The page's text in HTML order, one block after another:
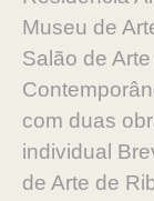
Museu de
Salão de
com duas
individual
de Arte de